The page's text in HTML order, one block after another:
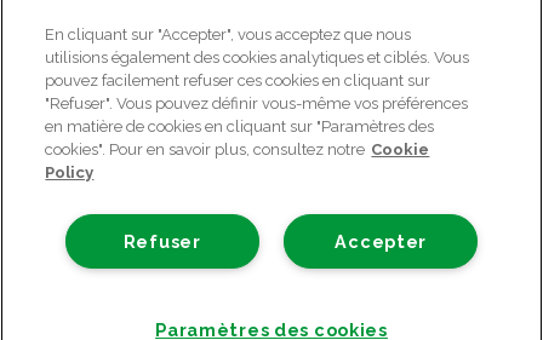
En cliquant sur "Accepter", vous acceptez que nous
utilisions également des cookies analytiques et ciblés. Vous
pouvez facilement refuser ces cookies en cliquant sur
"Refuser". Vous pouvez définir vous-même vos préférences
en matière de cookies en cliquant sur "Paramètres des
cookies". Pour en savoir plus, consultez notre Cookie
Policy
Accepter
Refuser
Paramètres des cookies